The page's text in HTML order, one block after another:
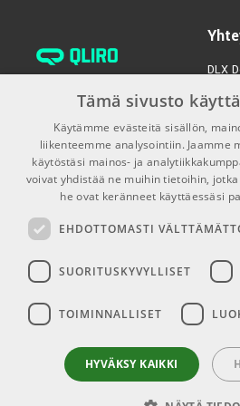
Ernie Ball 2214
Mammoth Slinky Nickel
TUOTENUMERO 1059845
DLX
Puh:
13-17)
Puh:
Y-
La
Tämä sivusto
Käytämme evästeitä sisällön,
liikenteemme analysointiin. Jaamme
käytöstäsi mainos- ja
voivat yhdistää ne muihin tietoihin,
he ovat keränneet käyttäessäsi
EHDOTTOMASTI
SUORITUSKYVYLLISET
TOIMINNALLISET
HYVÄKSY KAIKKI